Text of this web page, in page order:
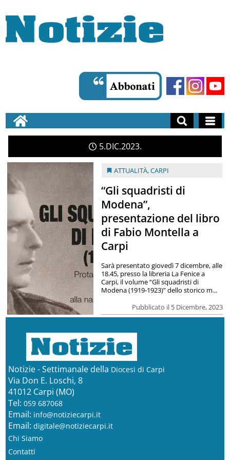
5 DIC 2023
ATTUALITÀ,CARPI
“Gli squadristi di
Modena”,
presentazione del libro
di Fabio Montella a
Carpi
Pubblicato il 5 Dicembre, 2023
Sarà presentato giovedì 7 dicembre, alle
18.45, presso la libreria La Fenice a
Carpi, il volume “Gli squadristi di
Modena (1919-1923)” dello storico m...
Notizie - Settimanale della Diocesi di Carpi
Via Don E. Loschi, 8
41012 Carpi (MO)
Tel: 059 687068
Email: info@notiziecarpi.it
Email: digitale@notiziecarpi.it
Chi Siamo
Contatti